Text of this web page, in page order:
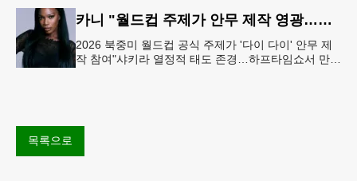
카니 "월드컵 주제가 안무 제작 영광…춤은 국경 없는 언어"
2026 북중미 월드컵 공식 주제가 '다이 다이' 안무 제
작 참여"샤키라 열정적 태도 존경…하프타임쇼서 만난
목록으로